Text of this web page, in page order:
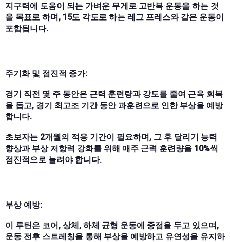
지구력에 도움이 되는 가벼운 무게로 고반복 운동을 하는 것
을 목표로 하며, 15도 각도로 하는 레그 프레스와 같은 운동이
포함됩니다.
주기화 및 점진적 증가:
경기 직전 몇 주 동안은 근력 훈련량과 강도를 줄여 근육 회복
을 돕고, 경기 최고조 기간 동안 과훈련으로 인한 부상을 예방
합니다.
초보자는 2개월의 적응 기간이 필요하며, 그 후 달리기 능력
향상과 부상 저항력 강화를 위해 매주 근력 훈련량을 10%씩
점진적으로 늘려야 합니다.
부상 예방:
이 루틴은 코어, 상체, 하체 균형 운동에 중점을 두고 있으며,
운동 전후 스트레칭을 통해 부상을 예방하고 유연성을 유지하